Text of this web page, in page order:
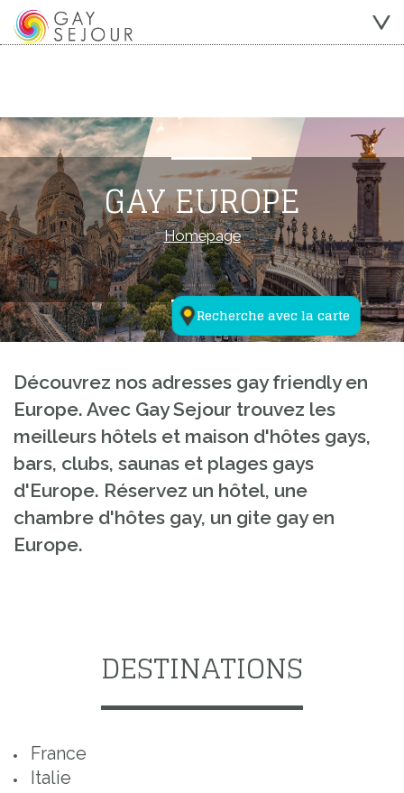
Recherche avec la carte
GAY EUROPE
Homepage
Découvrez nos adresses gay friendly en
Europe. Avec Gay Sejour trouvez les
meilleurs hôtels et maison d'hôtes gays,
bars, clubs, saunas et plages gays
d'Europe. Réservez un hôtel, une
chambre d'hôtes gay, un gite gay en
Europe.
DESTINATIONS
France
Italie